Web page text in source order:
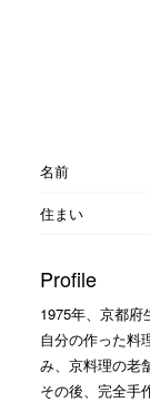
名前
住まい
Profile
1975年、京都府
自分の作った料
み、京料理の老
その後、完全手